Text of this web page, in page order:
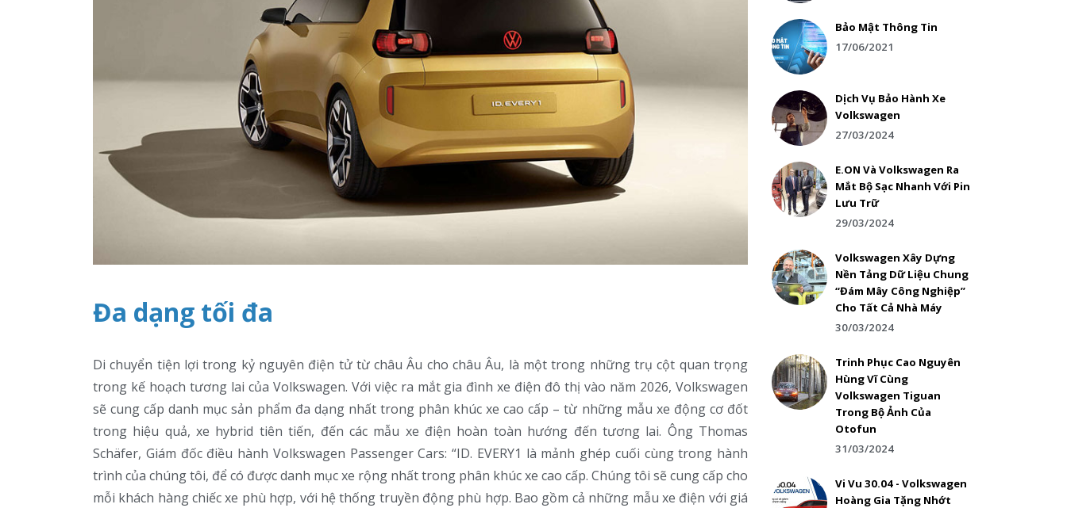
Đa dạng tối đa
Di chuyển tiện lợi trong kỷ nguyên điện tử từ châu Âu cho châu Âu, là một trong những trụ cột quan trọng
trong kế hoạch tương lai của Volkswagen. Với việc ra mắt gia đình xe điện đô thị vào năm 2026, Volkswagen
sẽ cung cấp danh mục sản phẩm đa dạng nhất trong phân khúc xe cao cấp – từ những mẫu xe động cơ đốt
trong hiệu quả, xe hybrid tiên tiến, đến các mẫu xe điện hoàn toàn hướng đến tương lai. Ông Thomas
Schäfer, Giám đốc điều hành Volkswagen Passenger Cars: “ID. EVERY1 là mảnh ghép cuối cùng trong hành
trình của chúng tôi, để có được danh mục xe rộng nhất trong phân khúc xe cao cấp. Chúng tôi sẽ cung cấp cho
mỗi khách hàng chiếc xe phù hợp, với hệ thống truyền động phù hợp. Bao gồm cả những mẫu xe điện với giá
Bảo Mật Thông Tin
17/06/2021
Dịch Vụ Bảo Hành Xe
Volkswagen
27/03/2024
E.ON Và Volkswagen Ra
Mắt Bộ Sạc Nhanh Với Pin
Lưu Trữ
29/03/2024
Volkswagen Xây Dựng
Nền Tảng Dữ Liệu Chung
“Đám Mây Công Nghiệp”
Cho Tất Cả Nhà Máy
30/03/2024
Trinh Phục Cao Nguyên
Hùng Vĩ Cùng
Volkswagen Tiguan
Trong Bộ Ảnh Của
Otofun
31/03/2024
Vi Vu 30.04 - Volkswagen
Hoàng Gia Tặng Nhớt